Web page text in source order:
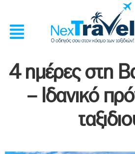
4 ημέρες στη
– Ιδανικό